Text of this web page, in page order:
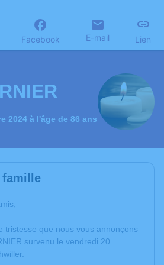
Facebook E-mail Lien
2024 à l'âge de 86 ans
famille
tristesse que nous vous annonçons
survenu le vendredi 20